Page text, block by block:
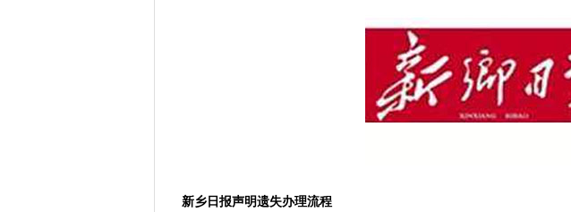
新乡日报声明遗失办理流程